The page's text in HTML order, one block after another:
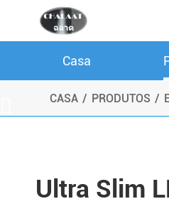
Casa
CASA PRODUTOS
Ultra Slim